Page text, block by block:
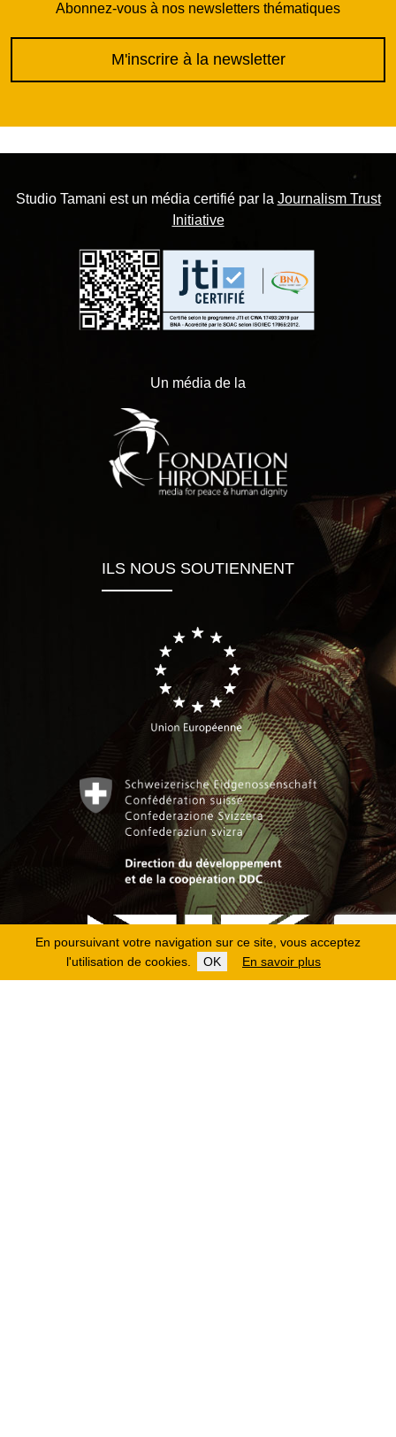
En poursuivant votre navigation sur ce site, vous acceptez
l'utilisation de cookies.
OK En savoir plus
Abonnez-vous à nos newsletters thématiques
M'inscrire à la newsletter
Studio Tamani est un média certifié par la Journalism Trust
Initiative
Un média de la
ILS NOUS SOUTIENNENT